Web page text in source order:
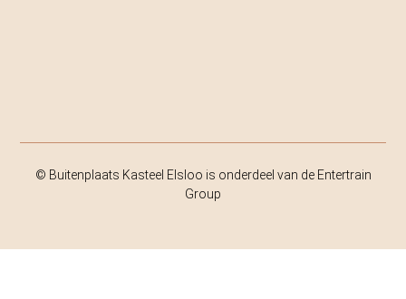
© Buitenplaats Kasteel Elsloo is onderdeel van de Entertrain
Group